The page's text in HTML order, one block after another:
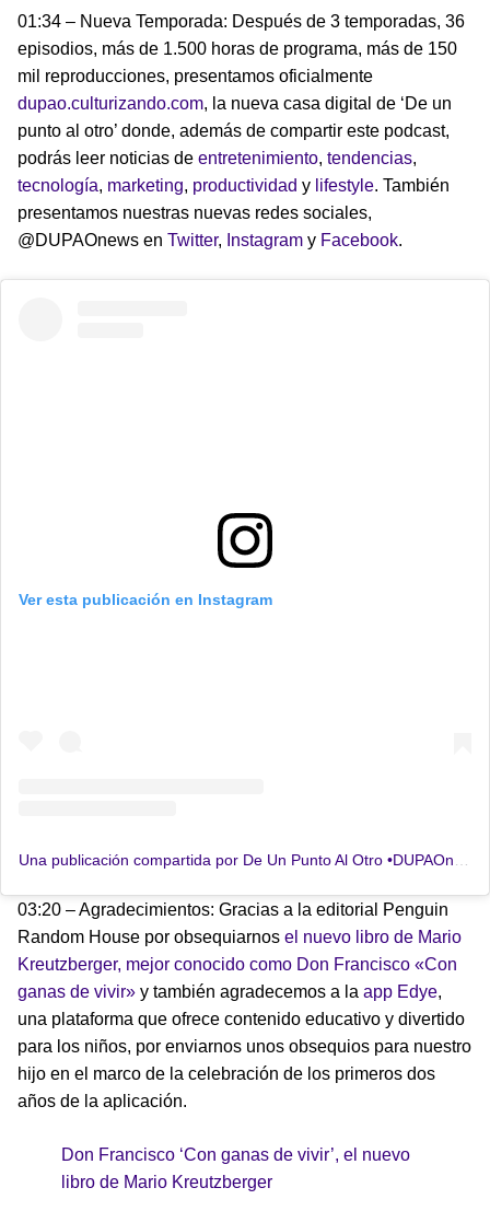
01:34 – Nueva Temporada: Después de 3 temporadas, 36
episodios, más de 1.500 horas de programa, más de 150
mil reproducciones, presentamos oficialmente
dupao.culturizando.com, la nueva casa digital de ‘De un
punto al otro’ donde, además de compartir este podcast,
podrás leer noticias de entretenimiento, tendencias,
tecnología, marketing, productividad y lifestyle. También
presentamos nuestras nuevas redes sociales,
@DUPAOnews en Twitter, Instagram y Facebook.
Ver esta publicación en Instagram
Una publicación compartida por De Un Punto Al Otro •DUPAOnews (@dupaonews)
03:20 – Agradecimientos: Gracias a la editorial Penguin
Random House por obsequiarnos el nuevo libro de Mario
Kreutzberger, mejor conocido como Don Francisco «Con
ganas de vivir» y también agradecemos a la app Edye,
una plataforma que ofrece contenido educativo y divertido
para los niños, por enviarnos unos obsequios para nuestro
hijo en el marco de la celebración de los primeros dos
años de la aplicación.
Don Francisco ‘Con ganas de vivir’, el nuevo
libro de Mario Kreutzberger